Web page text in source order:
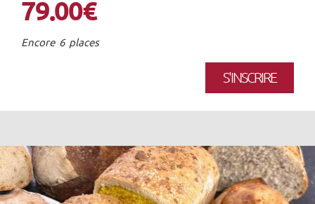
79.00€
Encore 6 places
S'INSCRIRE